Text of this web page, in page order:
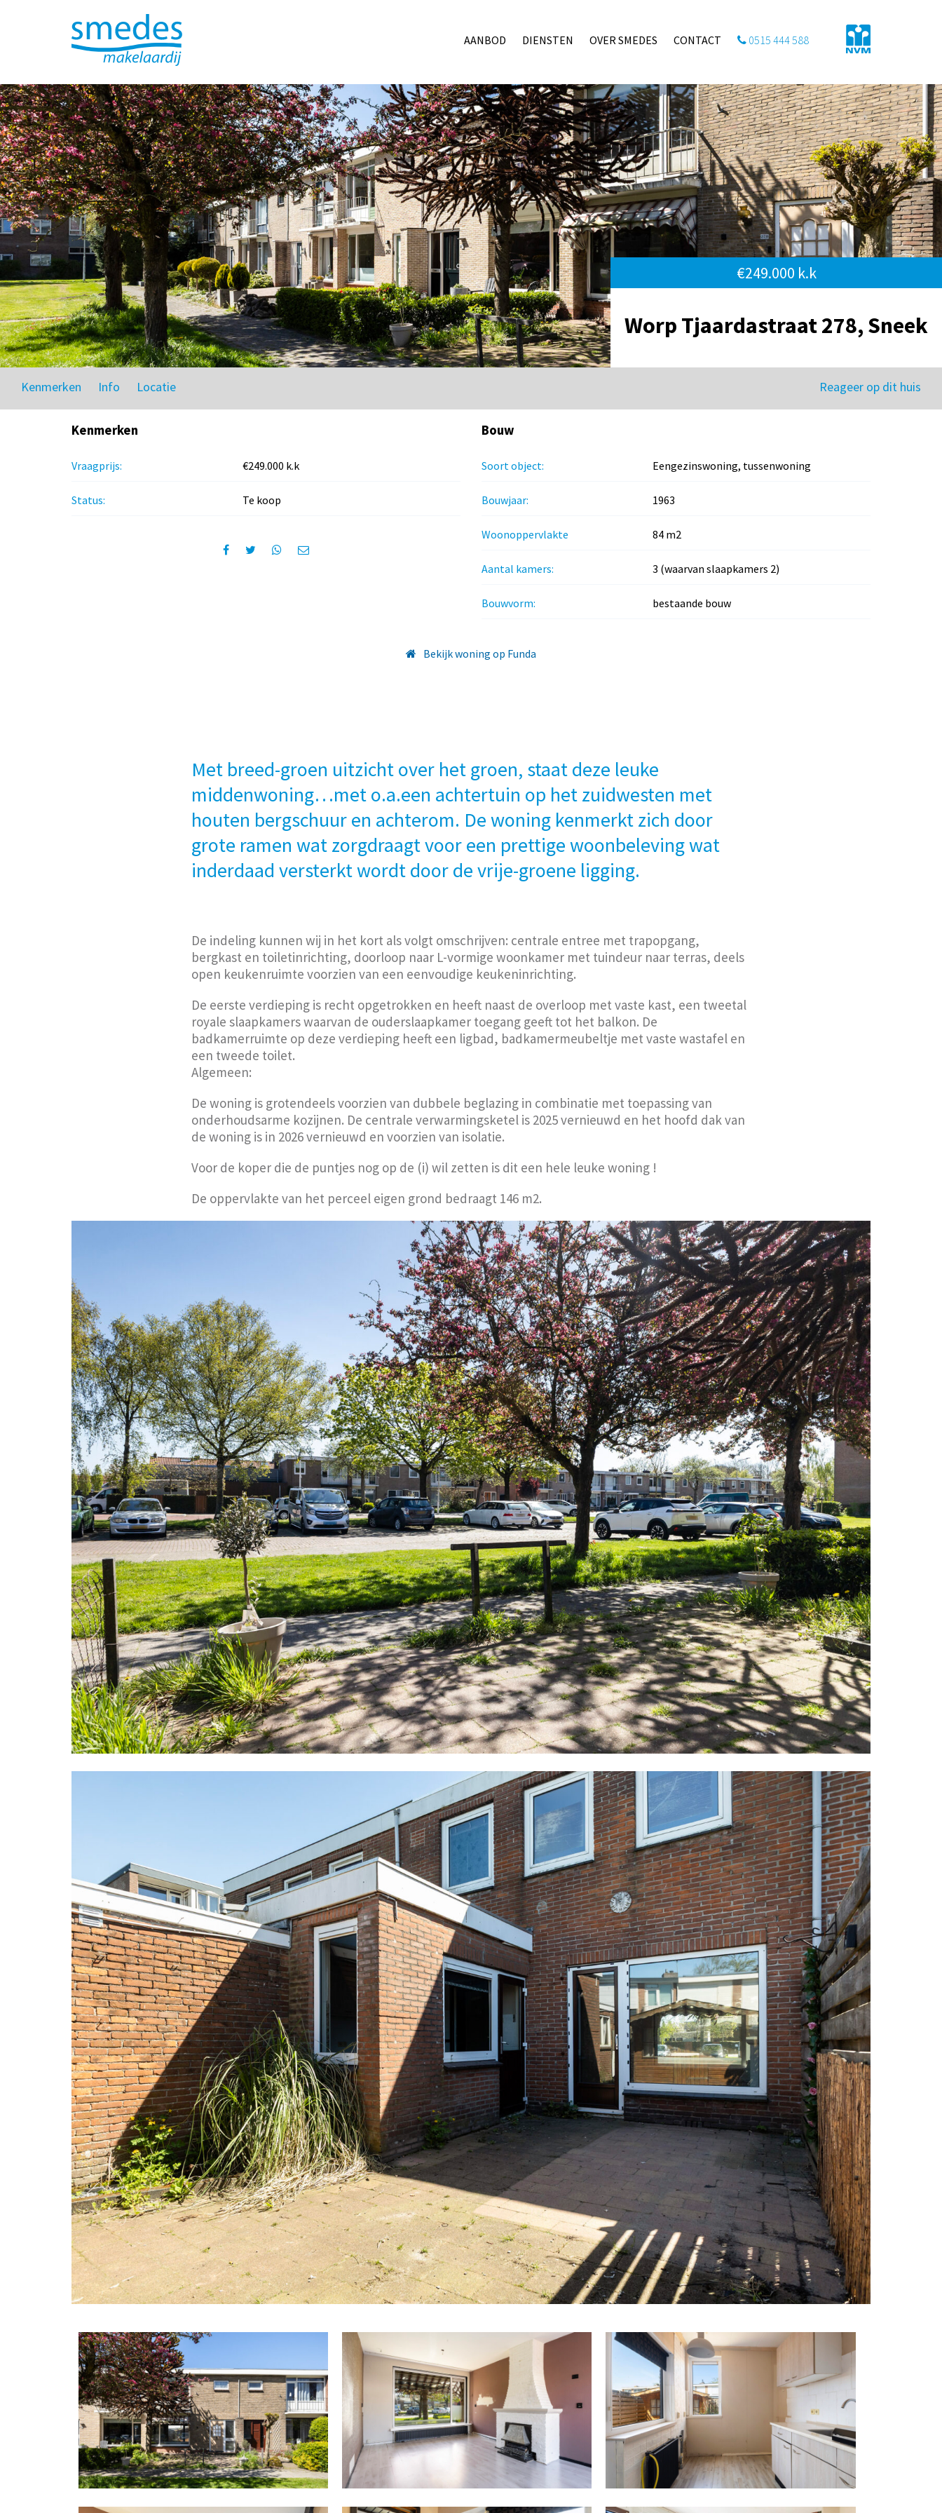
AANBOD DIENSTEN OVER SMEDES CONTACT 0515 444 588
€249.000 k.k
Worp Tjaardastraat 278, Sneek
Kenmerken Info Locatie Reageer op dit huis
Kenmerken
Vraagprijs: €249.000 k.k
Status: Te koop
Bouw
Soort object: Eengezinswoning, tussenwoning
Bouwjaar: 1963
Woonoppervlakte 84 m2
Aantal kamers: 3 (waarvan slaapkamers 2)
Bouwvorm: bestaande bouw
Bekijk woning op Funda
Met breed-groen uitzicht over het groen, staat deze leuke
middenwoning…met o.a.een achtertuin op het zuidwesten met
houten bergschuur en achterom. De woning kenmerkt zich door
grote ramen wat zorgdraagt voor een prettige woonbeleving wat
inderdaad versterkt wordt door de vrije-groene ligging.
De indeling kunnen wij in het kort als volgt omschrijven: centrale entree met trapopgang,
bergkast en toiletinrichting, doorloop naar L-vormige woonkamer met tuindeur naar terras, deels
open keukenruimte voorzien van een eenvoudige keukeninrichting.
De eerste verdieping is recht opgetrokken en heeft naast de overloop met vaste kast, een tweetal
royale slaapkamers waarvan de ouderslaapkamer toegang geeft tot het balkon. De
badkamerruimte op deze verdieping heeft een ligbad, badkamermeubeltje met vaste wastafel en
een tweede toilet.
Algemeen:
De woning is grotendeels voorzien van dubbele beglazing in combinatie met toepassing van
onderhoudsarme kozijnen. De centrale verwarmingsketel is 2025 vernieuwd en het hoofd dak van
de woning is in 2026 vernieuwd en voorzien van isolatie.
Voor de koper die de puntjes nog op de (i) wil zetten is dit een hele leuke woning !
De oppervlakte van het perceel eigen grond bedraagt 146 m2.